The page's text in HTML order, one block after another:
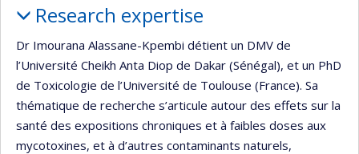
Research expertise
Dr Imourana Alassane-Kpembi détient un DMV de
l’Université Cheikh Anta Diop de Dakar (Sénégal), et un PhD
de Toxicologie de l’Université de Toulouse (France). Sa
thématique de recherche s’articule autour des effets sur la
santé des expositions chroniques et à faibles doses aux
mycotoxines, et à d’autres contaminants naturels,